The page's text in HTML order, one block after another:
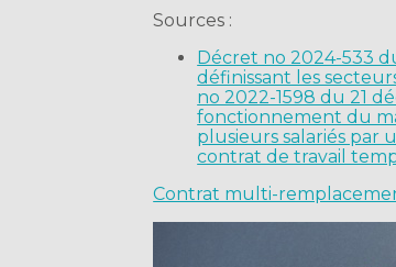
Sources :
Décret no 2024-533
définissant les
no 2022-1598 du 21
fonctionnement du
plusieurs salariés par
contrat de travail
Contrat multi-